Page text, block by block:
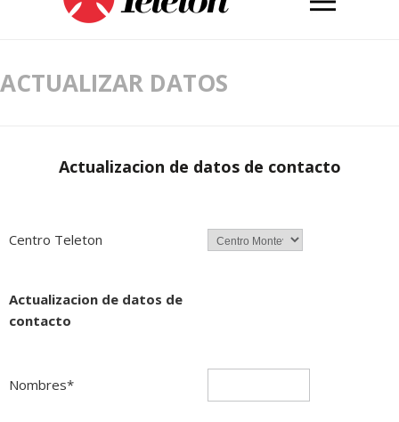
ACTUALIZAR DATOS
Actualizacion de datos de contacto
Centro Teleton
Actualizacion de datos de
contacto
Nombres*